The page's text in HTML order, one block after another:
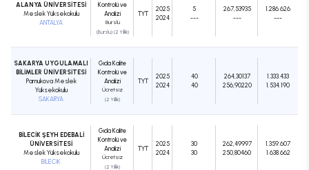
ALANYA ÜNİVERSİTESİ
Meslek Yüksekokulu
ANTALYA
Kontrolü ve
Analizi
Burslu
(Burslu) (2 Yıllık)
TYT
2025
2024
5
---
267,53935
---
1.286.626
---
SAKARYA UYGULAMALI
BİLİMLER ÜNİVERSİTESİ
Pamukova Meslek
Yüksekokulu
SAKARYA
Gıda Kalite
Kontrolü ve
Analizi
Ücretsiz
(2 Yıllık)
TYT
2025
2024
40
40
264,30137
256,90220
1.333.433
1.534.190
BİLECİK ŞEYH EDEBALİ
ÜNİVERSİTESİ
Meslek Yüksekokulu
BİLECİK
Gıda Kalite
Kontrolü ve
Analizi
Ücretsiz
(2 Yıllık)
TYT
2025
2024
30
30
262,49997
250,80460
1.359.607
1.638.662